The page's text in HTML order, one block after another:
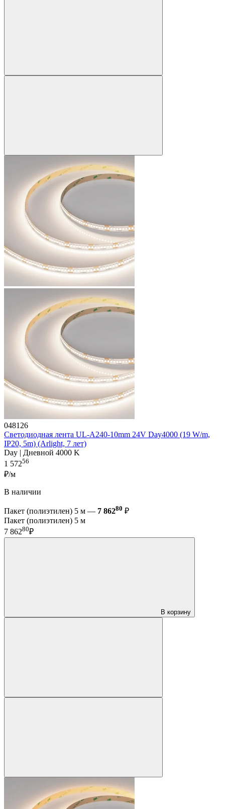
048126
Светодиодная лента UL-A240-10mm 24V Day4000 (19 W/m,
IP20, 5m) (Arlight, 7 лет)
Day | Дневной 4000 K
1 57256
₽/м
В наличии
Пакет (полиэтилен) 5 м — 7 86280 ₽
Пакет (полиэтилен) 5 м
7 86280₽
В корзину